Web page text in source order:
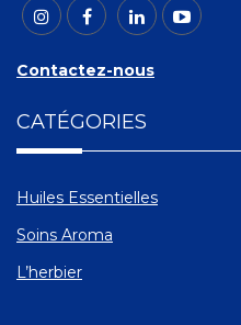
Contactez-nous
CATÉGORIES
Huiles Essentielles
Soins Aroma
L’herbier